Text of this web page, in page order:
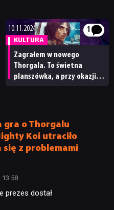
finansowej
1
10.11.2024
KULTURA
Zagrałem w nowego
Thorgala. To świetna
planszówka, a przy okazji
gra o Thorgalu
Koi utraciło
się z problemami
13:58
prezes dostał